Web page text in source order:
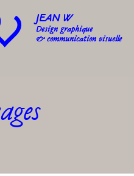
JEAN W
Design graphique
& communication visuelle